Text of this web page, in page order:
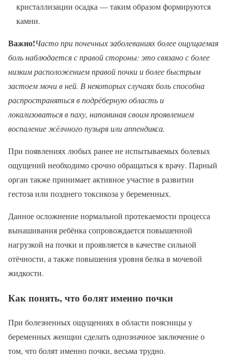
кристаллизации осадка — таким образом формируются
камни.
Важно!Часто при почечных заболеваниях более ощущаемая
боль наблюдается с правой стороны: это связано с более
низким расположением правой почки и более быстрым
застоем мочи в ней. В некоторых случаях боль способна
распространяться в подрёберную область и
локализоваться в паху, напоминая своим проявлением
воспаление жёлчного пузыря или аппендикса.
При появлениях любых ранее не испытываемых болевых
ощущений необходимо срочно обращаться к врачу. Парный
орган также принимает активное участие в развитии
гестоза или позднего токсикоза у беременных.
Данное осложнение нормальной протекаемости процесса
вынашивания ребёнка сопровождается повышенной
нагрузкой на почки и проявляется в качестве сильной
отёчности, а также повышения уровня белка в мочевой
жидкости.
Как понять, что болят именно почки
При болезненных ощущениях в области поясницы у
беременных женщин сделать однозначное заключение о
том, что болят именно почки, весьма трудно.